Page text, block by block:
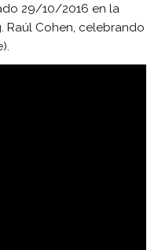
29/10/2016 en la
Raúl Cohen, celebrando